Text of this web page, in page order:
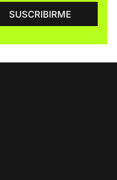
SUSCRIBIRME